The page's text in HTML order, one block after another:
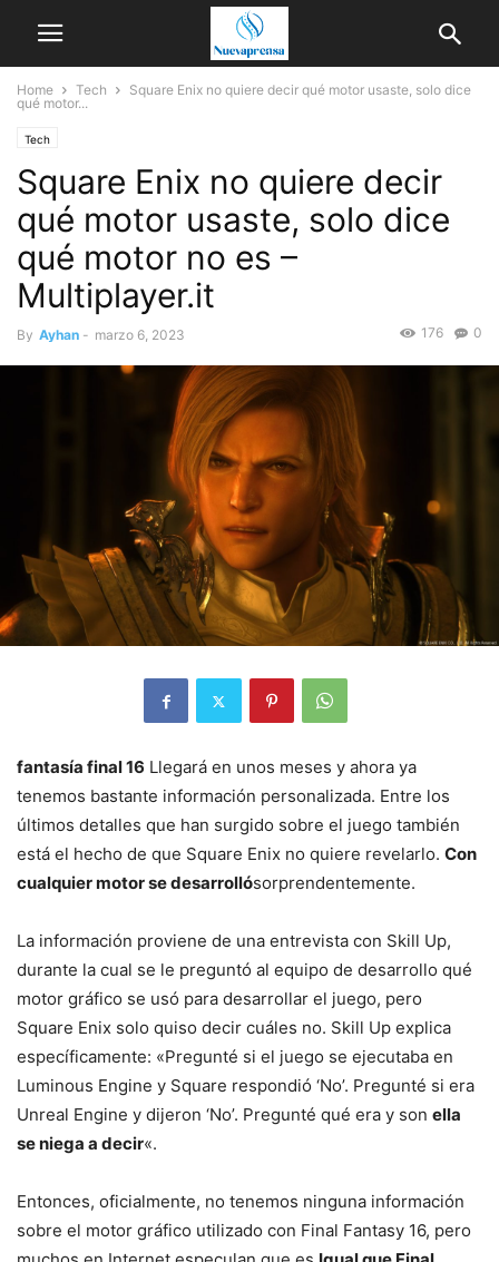
Home Tech
Square Enix no quiere decir qué motor usaste, solo dice
qué motor...
Tech
Square Enix no quiere decir
qué motor usaste, solo dice
qué motor no es –
Multiplayer.it
By Ayhan - marzo 6, 2023 0
176
fantasía final 16 Llegará en unos meses y ahora ya
tenemos bastante información personalizada. Entre los
últimos detalles que han surgido sobre el juego también
está el hecho de que Square Enix no quiere revelarlo. Con
cualquier motor se desarrollósorprendentemente.
La información proviene de una entrevista con Skill Up,
durante la cual se le preguntó al equipo de desarrollo qué
motor gráfico se usó para desarrollar el juego, pero
Square Enix solo quiso decir cuáles no. Skill Up explica
específicamente: «Pregunté si el juego se ejecutaba en
Luminous Engine y Square respondió ‘No’. Pregunté si era
Unreal Engine y dijeron ‘No’. Pregunté qué era y son ella
se niega a decir«.
Entonces, oficialmente, no tenemos ninguna información
sobre el motor gráfico utilizado con Final Fantasy 16, pero